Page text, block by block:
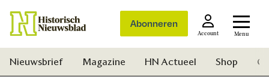
Abonneren
Account Menu
Nieuwsbrief Magazine HN Actueel Shop